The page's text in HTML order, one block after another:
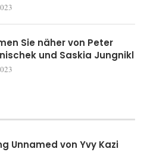
Sie näher von Peter
und Saskia Jungnikl
Unnamed von Yvy Kazi